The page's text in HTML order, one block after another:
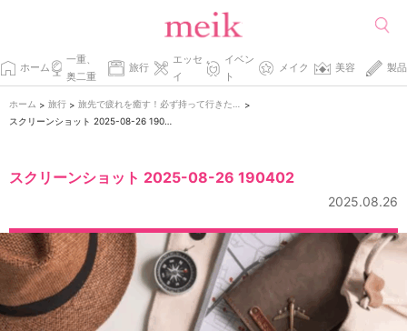
ホーム
一重、
奥二重
旅行
エッセ
イ
イベン
ト
メイク 美容 製品
ホーム > 旅行 >
>
スクリーンショット 2025-08-26 190402
スクリーンショット 2025-08-26 190402
2025.08.26